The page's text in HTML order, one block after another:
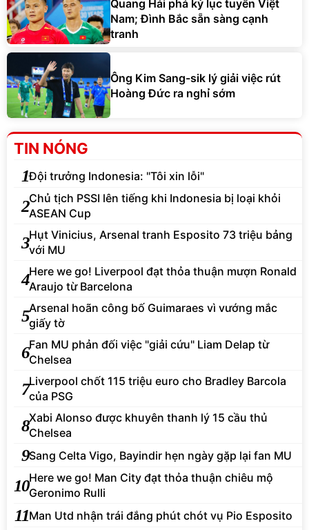
Quang Hải phá kỷ lục tuyển Việt
Nam; Đình Bắc sẵn sàng cạnh
tranh
Ông Kim Sang-sik lý giải việc rút
Hoàng Đức ra nghỉ sớm
TIN NÓNG
1Đội trưởng Indonesia: "Tôi xin lỗi"
2Chủ tịch PSSI lên tiếng khi Indonesia bị loại khỏi
ASEAN Cup
3Hụt Vinicius, Arsenal tranh Esposito 73 triệu bảng
với MU
4Here we go! Liverpool đạt thỏa thuận mượn Ronald
Araujo từ Barcelona
5Arsenal hoãn công bố Guimaraes vì vướng mắc
giấy tờ
6Fan MU phản đối việc "giải cứu" Liam Delap từ
Chelsea
7Liverpool chốt 115 triệu euro cho Bradley Barcola
của PSG
8Xabi Alonso được khuyên thanh lý 15 cầu thủ
Chelsea
9Sang Celta Vigo, Bayindir hẹn ngày gặp lại fan MU
10Here we go! Man City đạt thỏa thuận chiêu mộ
Geronimo Rulli
11Man Utd nhận trái đắng phút chót vụ Pio Esposito